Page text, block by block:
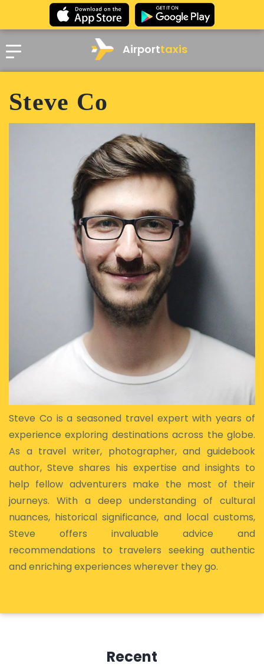
Airporttaxis
Steve Co
Steve Co is a seasoned travel expert with years of
experience exploring destinations across the globe.
As a travel writer, photographer, and guidebook
author, Steve shares his expertise and insights to
help fellow adventurers make the most of their
journeys. With a deep understanding of cultural
nuances, historical significance, and local customs,
Steve offers invaluable advice and
recommendations to travelers seeking authentic
and enriching experiences wherever they go.
Recent